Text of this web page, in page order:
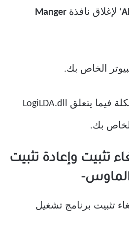
‘ لإغلاق نافذة Manger
الخاص بك.
يجب ألا تواجه أي مشكلة فيما يتعلق LogiLDA.dll
بك.
-5إلغاء تثبيت وإعادة تثبيت
تثبيت برنامج تشغيل